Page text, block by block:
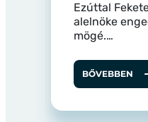
Ezúttal
alelnöke
mögé.…
BŐVEBBEN